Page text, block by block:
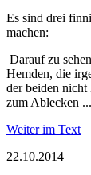
Es sind drei
machen:
Darauf zu
Hemden, die
der beiden nicht
zum Ablecken ...
Weiter im Text
22.10.2014